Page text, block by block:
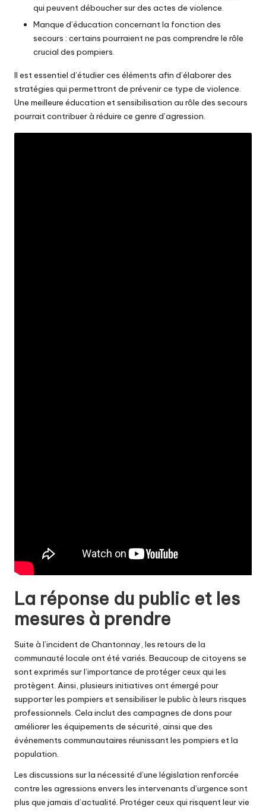
qui peuvent déboucher sur des actes de violence.
Manque d’éducation concernant la fonction des
secours : certains pourraient ne pas comprendre le rôle
crucial des pompiers.
Il est essentiel d’étudier ces éléments afin d’élaborer des
stratégies qui permettront de prévenir ce type de violence.
Une meilleure éducation et sensibilisation au rôle des secours
pourrait contribuer à réduire ce genre d’agression.
La réponse du public et les
mesures à prendre
Suite à l’incident de Chantonnay, les retours de la
communauté locale ont été variés. Beaucoup de citoyens se
sont exprimés sur l’importance de protéger ceux qui les
protègent. Ainsi, plusieurs initiatives ont émergé pour
supporter les pompiers et sensibiliser le public à leurs risques
professionnels. Cela inclut des campagnes de dons pour
améliorer les équipements de sécurité, ainsi que des
événements communautaires réunissant les pompiers et la
population.
Les discussions sur la nécessité d’une législation renforcée
contre les agressions envers les intervenants d’urgence sont
plus que jamais d’actualité. Protéger ceux qui risquent leur vie